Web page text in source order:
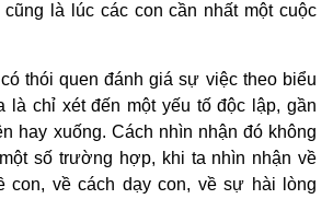
là lúc các con cần nhất một cuộc
thói quen đánh giá sự việc theo biểu
là chỉ xét đến một yếu tố độc lập, gần
hay xuống. Cách nhìn nhận đó không
số trường hợp, khi ta nhìn nhận về
con, về cách dạy con, về sự hài lòng